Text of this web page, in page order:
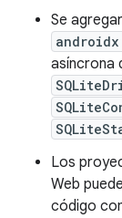
Se
asíncrona
Los
Web
código